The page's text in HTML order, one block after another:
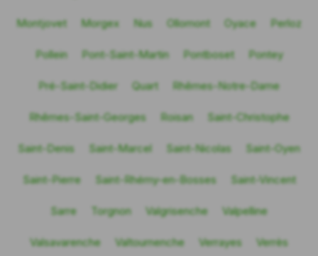
Montjovet Morgex Nus Ollomont Oyace Perloz
Pollein Pont-Saint-Martin Pontboset Pontey
Pré-Saint-Didier Quart Rhêmes-Notre-Dame
Rhêmes-Saint-Georges Roisan Saint-Christophe
Saint-Denis Saint-Marcel Saint-Nicolas Saint-Oyen
Saint-Pierre Saint-Rhémy-en-Bosses Saint-Vincent
Sarre Torgnon Valgrisenche Valpelline
Valsavarenche Valtournenche Verrayes Verrès